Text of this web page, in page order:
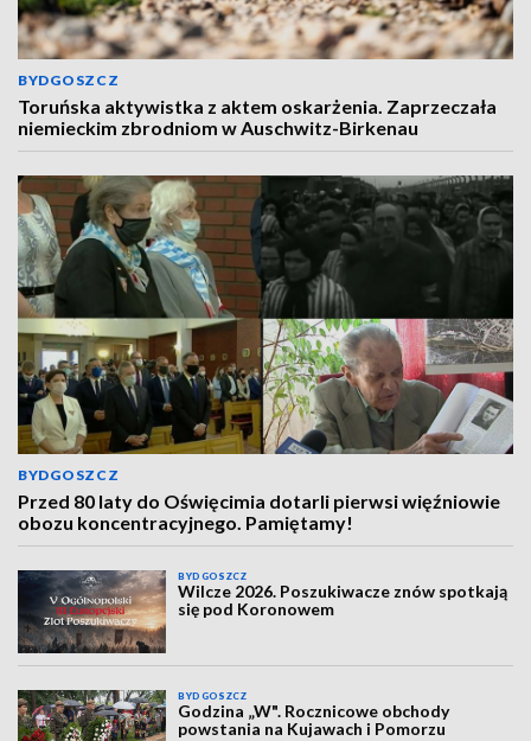
BYDGOSZCZ
Toruńska aktywistka z aktem oskarżenia. Zaprzeczała
niemieckim zbrodniom w Auschwitz-Birkenau
BYDGOSZCZ
Przed 80 laty do Oświęcimia dotarli pierwsi więźniowie
obozu koncentracyjnego. Pamiętamy!
BYDGOSZCZ
Wilcze 2026. Poszukiwacze znów spotkają
się pod Koronowem
BYDGOSZCZ
Godzina „W". Rocznicowe obchody
powstania na Kujawach i Pomorzu